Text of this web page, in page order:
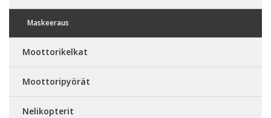
Maskeeraus
Moottorikelkat
Moottoripyörät
Nelikopterit